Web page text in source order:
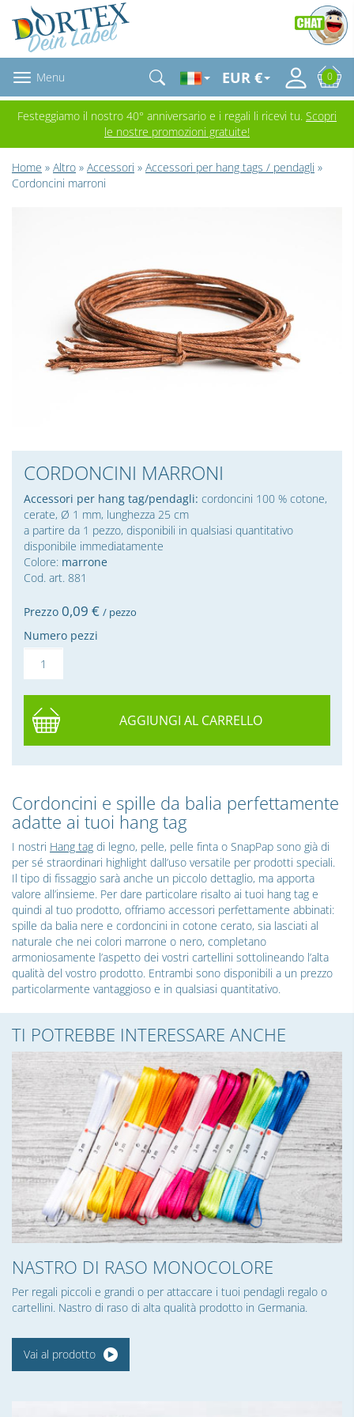
Menu EUR € 0
Festeggiamo il nostro 40° anniversario e i regali li ricevi tu. Scopri
le nostre promozioni gratuite!
Home » Altro » Accessori » Accessori per hang tags / pendagli »
Cordoncini marroni
CORDONCINI MARRONI
Accessori per hang tag/pendagli: cordoncini 100 % cotone,
cerate, Ø 1 mm, lunghezza 25 cm
a partire da 1 pezzo, disponibili in qualsiasi quantitativo
disponibile immediatamente
Colore: marrone
Cod. art. 881
Prezzo 0,09 € / pezzo
Numero pezzi
AGGIUNGI AL CARRELLO
Cordoncini e spille da balia perfettamente
adatte ai tuoi hang tag
I nostri Hang tag di legno, pelle, pelle finta o SnapPap sono già di
per sé straordinari highlight dall’uso versatile per prodotti speciali.
Il tipo di fissaggio sarà anche un piccolo dettaglio, ma apporta
valore all’insieme. Per dare particolare risalto ai tuoi hang tag e
quindi al tuo prodotto, offriamo accessori perfettamente abbinati:
spille da balia nere e cordoncini in cotone cerato, sia lasciati al
naturale che nei colori marrone o nero, completano
armoniosamente l’aspetto dei vostri cartellini sottolineando l’alta
qualità del vostro prodotto. Entrambi sono disponibili a un prezzo
particolarmente vantaggioso e in qualsiasi quantitativo.
TI POTREBBE INTERESSARE ANCHE
NASTRO DI RASO MONOCOLORE
Per regali piccoli e grandi o per attaccare i tuoi pendagli regalo o
cartellini. Nastro di raso di alta qualità prodotto in Germania.
Vai al prodotto